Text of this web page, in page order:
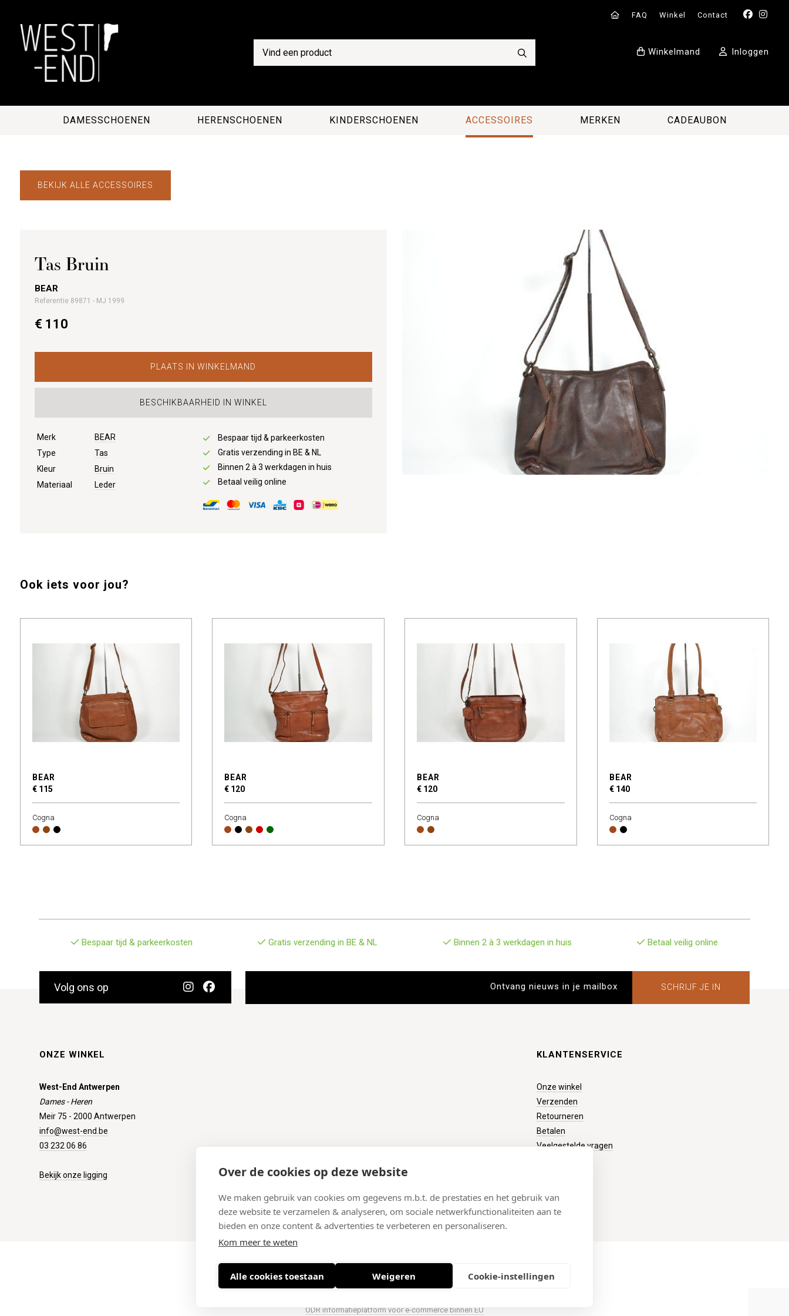
Over de cookies op deze website
We maken gebruik van cookies om gegevens m.b.t. de prestaties en het gebruik van
deze website te verzamelen & analyseren, om sociale netwerkfunctionaliteiten aan te
bieden en onze content & advertenties te verbeteren en personaliseren.
Kom meer te weten
Alle cookies toestaan Weigeren Cookie-instellingen
FAQ Winkel Contact
Inloggen
Winkelmand
DAMESSCHOENEN HERENSCHOENEN KINDERSCHOENEN ACCESSOIRES MERKEN CADEAUBON
BEKIJK ALLE ACCESSOIRES
Tas Bruin
BEAR
Referentie 89871 - MJ 1999
€ 110
PLAATS IN WINKELMAND
BESCHIKBAARHEID IN WINKEL
Merk
BEAR
Type
Tas
Kleur
Bruin
Materiaal
Leder
Bespaar tijd & parkeerkosten
Gratis verzending in BE & NL
Binnen 2 à 3 werkdagen in huis
Betaal veilig online
Ook iets voor jou?
BEAR
€ 115
Cogna
BEAR
€ 120
Cogna
BEAR
€ 120
Cogna
BEAR
€ 140
Cogna
Bespaar tijd & parkeerkosten Gratis verzending in BE & NL Binnen 2 à 3 werkdagen in huis Betaal veilig online
Volg ons op SCHRIJF JE IN
ONZE WINKEL
West-End Antwerpen
Dames - Heren
Meir 75 - 2000 Antwerpen
info@west-end.be
03 232 06 86
Bekijk onze ligging
KLANTENSERVICE
Onze winkel
Verzenden
Retourneren
Betalen
Veelgestelde vragen
Meir 75, 2000 Antwerpen (België)
ODR informatieplatform voor e-commerce binnen EU